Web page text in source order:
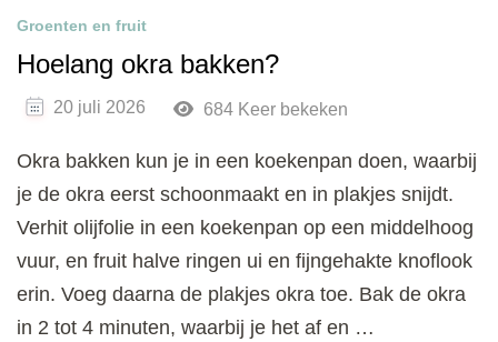
Groenten en fruit
Hoelang okra bakken?
20 juli 2026 684 Keer bekeken
Okra bakken kun je in een koekenpan doen, waarbij
je de okra eerst schoonmaakt en in plakjes snijdt.
Verhit olijfolie in een koekenpan op een middelhoog
vuur, en fruit halve ringen ui en fijngehakte knoflook
erin. Voeg daarna de plakjes okra toe. Bak de okra
in 2 tot 4 minuten, waarbij je het af en …